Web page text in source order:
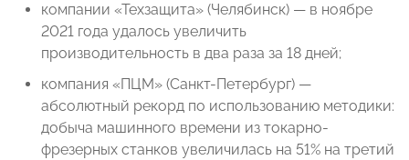
компании «Техзащита» (Челябинск) — в ноябре
2021 года удалось увеличить
производительность в два раза за 18 дней;
компания «ПЦМ» (Санкт-Петербург) —
абсолютный рекорд по использованию методики:
добыча машинного времени из токарно-
фрезерных станков увеличилась на 51% на третий